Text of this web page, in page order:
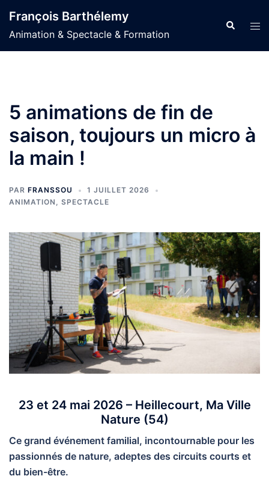
au
contenu
François Barthélemy
Animation & Spectacle & Formation
5 animations de fin de
saison, toujours un micro à
la main !
PAR FRANSSOU
1 JUILLET 2026
ANIMATION , SPECTACLE
23 et 24 mai 2026 – Heillecourt, Ma Ville
Nature (54)
Ce grand événement familial, incontournable pour les
passionnés de nature, adeptes des circuits courts et
du bien-être.